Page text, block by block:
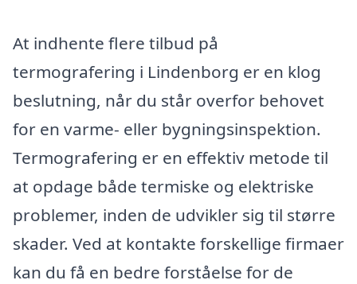
At indhente flere tilbud på
termografering i Lindenborg er en klog
beslutning, når du står overfor behovet
for en varme- eller bygningsinspektion.
Termografering er en effektiv metode til
at opdage både termiske og elektriske
problemer, inden de udvikler sig til større
skader. Ved at kontakte forskellige firmaer
kan du få en bedre forståelse for de